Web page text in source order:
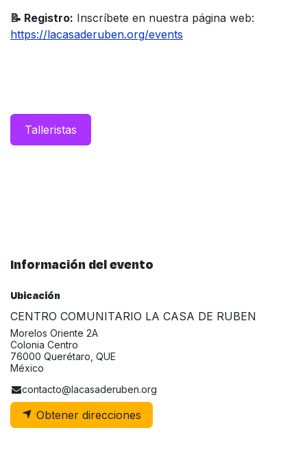
📝 Registro: Inscríbete en nuestra página web:
https://lacasaderuben.org/events
Taller​istas​​​​
Información del evento
Ubicación
CENTRO COMUNITARIO LA CASA DE RUBEN
Morelos Oriente 2A
Colonia Centro
76000 Querétaro, QUE
México
contacto@lacasaderuben.org
Obtener direcciones